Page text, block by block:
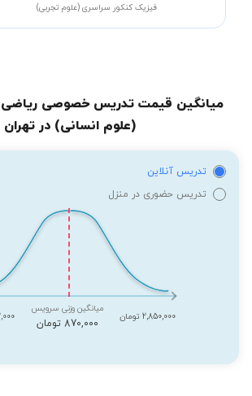
فیزیک کنکور سراسری (علوم تجربی)
میانگین قیمت تدریس خصوصی ریاضی
(علوم انسانی) در تهران
تدریس آنلاین
تدریس حضوری در منزل
2,850,000 تومان
میانگین وزنی سرویس
870,000 تومان